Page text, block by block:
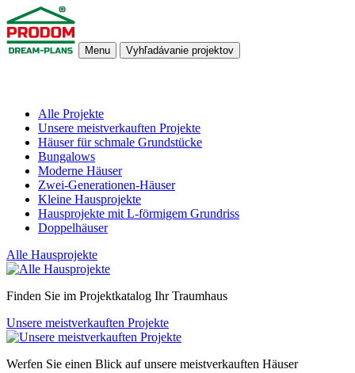
Menu Vyhľadávanie projektov
Alle Projekte
Unsere meistverkauften Projekte
Häuser für schmale Grundstücke
Bungalows
Moderne Häuser
Zwei-Generationen-Häuser
Kleine Hausprojekte
Hausprojekte mit L-förmigem Grundriss
Doppelhäuser
Alle Hausprojekte
Finden Sie im Projektkatalog Ihr Traumhaus
Unsere meistverkauften Projekte
Werfen Sie einen Blick auf unsere meistverkauften Häuser